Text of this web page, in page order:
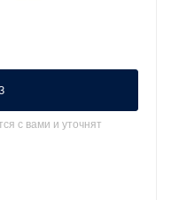
с вами и уточнят